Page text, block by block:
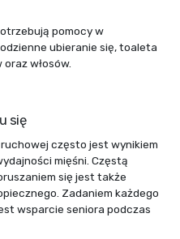
pomocy w
ubieranie się, toaleta
oraz włosów.
się
często jest wynikiem
mięśni. Częstą
się jest także
Zadaniem każdego
wsparcie seniora podczas